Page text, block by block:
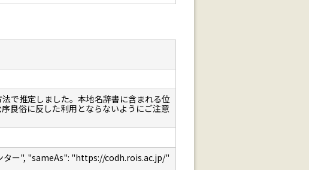
で推定しました。本地名辞書に含まれる位
良俗に反した利用とならないようにご注意
ター", "sameAs": "https://codh.rois.ac.jp/"